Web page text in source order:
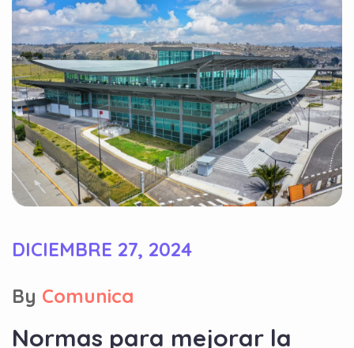
DICIEMBRE 27, 2024
By Comunica
Normas para mejorar la